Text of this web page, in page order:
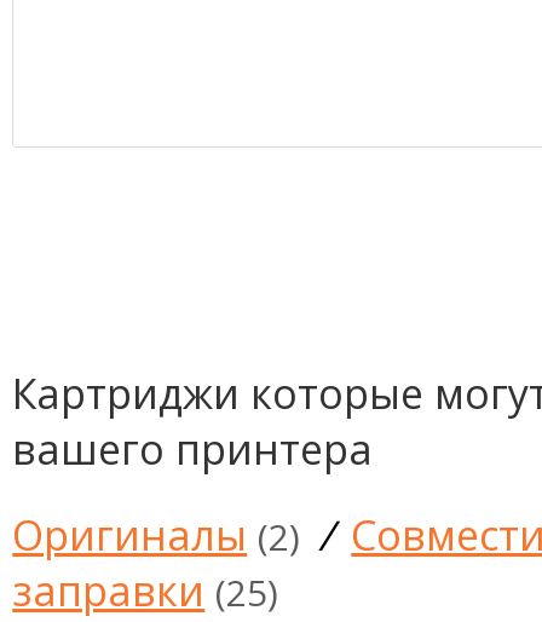
Картриджи которые
вашего принтера
Оригиналы (2) /
заправки (25)